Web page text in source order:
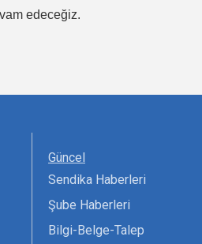
edeceğiz.
Güncel
Sendika Haberleri
Şube Haberleri
Bilgi-Belge-Talep